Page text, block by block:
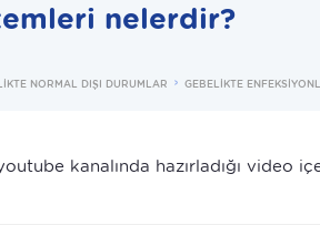
nelerdir?
NORMAL DIŞI DURUMLAR GEBELİKTE
kanalında hazırladığı video